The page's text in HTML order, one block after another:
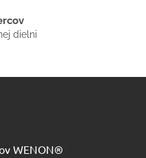
dielni
WENON®